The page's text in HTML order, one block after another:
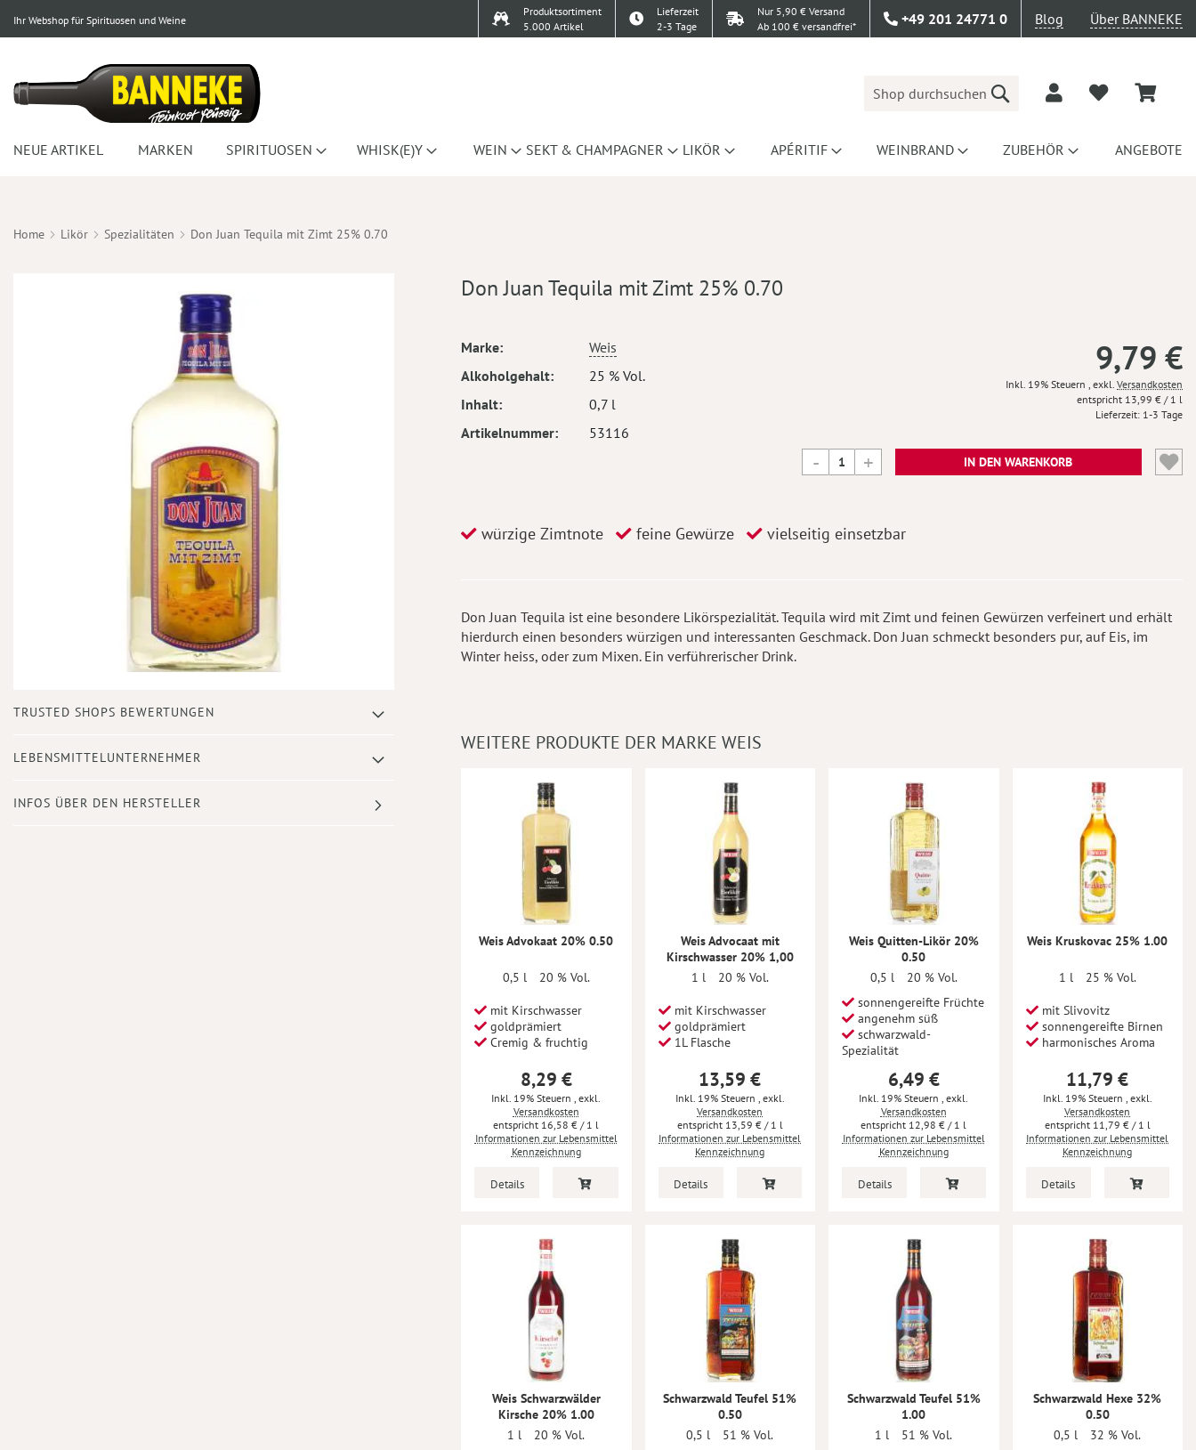
Ihr Webshop für Spirituosen und Weine
Produktsortiment
5.000 Artikel
Lieferzeit
2-3 Tage
Nur 5,90 € Versand
Ab 100 € versandfrei*
+49 201 24771 0 Blog Über BANNEKE
Suche
NEUE ARTIKEL MARKEN SPIRITUOSEN WHISK(E)Y WEIN SEKT & CHAMPAGNER LIKÖR APÉRITIF WEINBRAND ZUBEHÖR ANGEBOTE
Home Likör Spezialitäten Don Juan Tequila mit Zimt 25% 0.70
Anfang
Bildergalerie
TRUSTED SHOPS BEWERTUNGEN
LEBENSMITTELUNTERNEHMER
INFOS ÜBER DEN HERSTELLER
Don Juan Tequila mit Zimt 25% 0.70
Mehr
Marke
Weis
Alkoholgehalt
25 % Vol.
Inhalt
0,7 l
Artikelnummer
53116
9,79 €
Inkl. 19% Steuern , exkl. Versandkosten
13,99 € / 1 l
Lieferzeit 1-3 Tage
IN DEN WARENKORB
würzige Zimtnote feine Gewürze vielseitig einsetzbar
Don Juan Tequila ist eine besondere Likörspezialität. Tequila wird mit Zimt und feinen Gewürzen verfeinert und erhält
hierdurch einen besonders würzigen und interessanten Geschmack. Don Juan schmeckt besonders pur, auf Eis, im
Winter heiss, oder zum Mixen. Ein verführerischer Drink.
WEITERE PRODUKTE DER MARKE WEIS
Weis Advokaat 20% 0.50
0,5 l 20 % Vol.
mit Kirschwasser
goldprämiert
Cremig & fruchtig
8,29 €
Inkl. 19% Steuern, exkl.
Versandkosten
16,58 € / 1 l
Informationen zur Lebensmittel
Kennzeichnung
Details
Weis Advocaat mit
Kirschwasser 20% 1,00
1 l
20 % Vol.
mit Kirschwasser
goldprämiert
1L Flasche
13,59 €
Inkl. 19% Steuern , exkl.
Versandkosten
13,59 €/ 1 l
Informationen zur Lebensmittel
Kennzeichnung
Details
Weis Quitten-Likör 20%
0.50
0,5 l
20 % Vol.
sonnengereifte Früchte
angenehm süß
schwarzwald-
Spezialität
6,49 €
Inkl. 19% Steuern, exkl.
Versandkosten
12,98 € / 1 l
Informationen zur Lebensmittel
Kennzeichnung
Details
Weis Kruskovac 25% 1.00
1 l 25 % Vol.
mit Slivovitz
sonnengereifte Birnen
harmonisches Aroma
11,79 €
Inkl. 19% Steuern , exkl.
Versandkosten
11,79 €/ 1 l
Informationen zur Lebensmittel
Kennzeichnung
Details
Weis Schwarzwälder
Kirsche 20% 1.00
1 l
20 % Vol.
Schwarzwald Teufel 51%
0.50
0,5 l
51 % Vol.
Schwarzwald Teufel 51%
1.00
1 l
51 % Vol.
Schwarzwald Hexe 32%
0.50
0,5 l
32 % Vol.